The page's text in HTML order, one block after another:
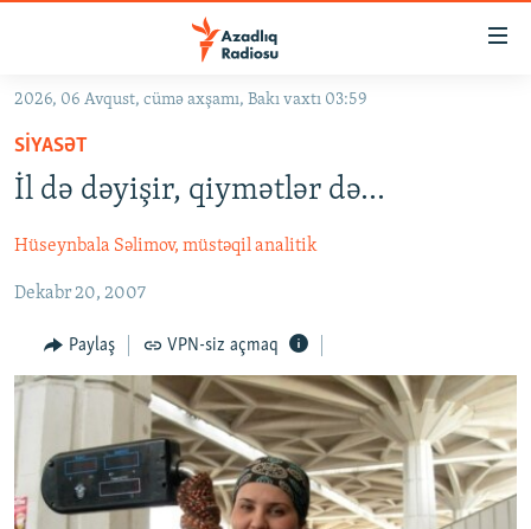
Əsas
qayıt
Əsas
naviqasiyaya
qayıt
keç
GÜNDƏM
#İZAHLA
KORRUPSIOMETR
#ƏSLINDƏ
FƏRQƏ BAX
QANUNI DOĞRU
ARAŞDIRMA
VIDEO
FOTOQALEREYA
RADIO ARXIV
OXU ZALI
HAQQIMIZDA
2026, 06 Avqust, cümə axşamı, Bakı vaxtı 03:59
SIYASƏT
İl də dəyişir, qiymətlər də...
Hüseynbala Səlimov, müstəqil analitik
Dekabr 20, 2007
Paylaş VPN-siz açmaq